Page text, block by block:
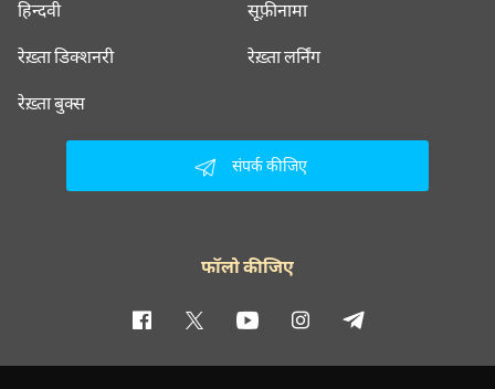
हिन्दवी सूफ़ीनामा
रेख़्ता डिक्शनरी रेख़्ता लर्निंग
रेख़्ता बुक्स
संपर्क कीजिए
फॉलो कीजिए